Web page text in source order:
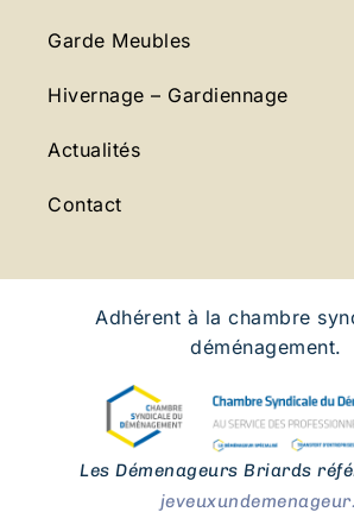
Garde Meubles
Hivernage – Gardiennage
Actualités
Contact
Adhérent à la chambre
déménagement.
Les Démenageurs Briards